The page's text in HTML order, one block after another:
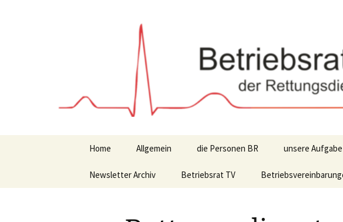
Home Allgemein die Personen BR unsere
Newsletter Archiv Betriebsrat TV